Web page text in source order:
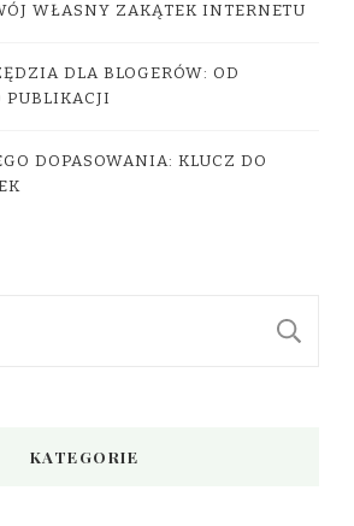
WŁASNY ZAKĄTEK INTERNETU
DLA BLOGERÓW: OD
PUBLIKACJI
DOPASOWANIA: KLUCZ DO
KATEGORIE